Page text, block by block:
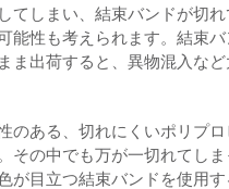
てしまい、結束バンドが切
能性も考えられます。結束
ま出荷すると、異物混入な
のある、切れにくいポリプ
その中でも万が一切れてし
が目立つ結束バンドを使用